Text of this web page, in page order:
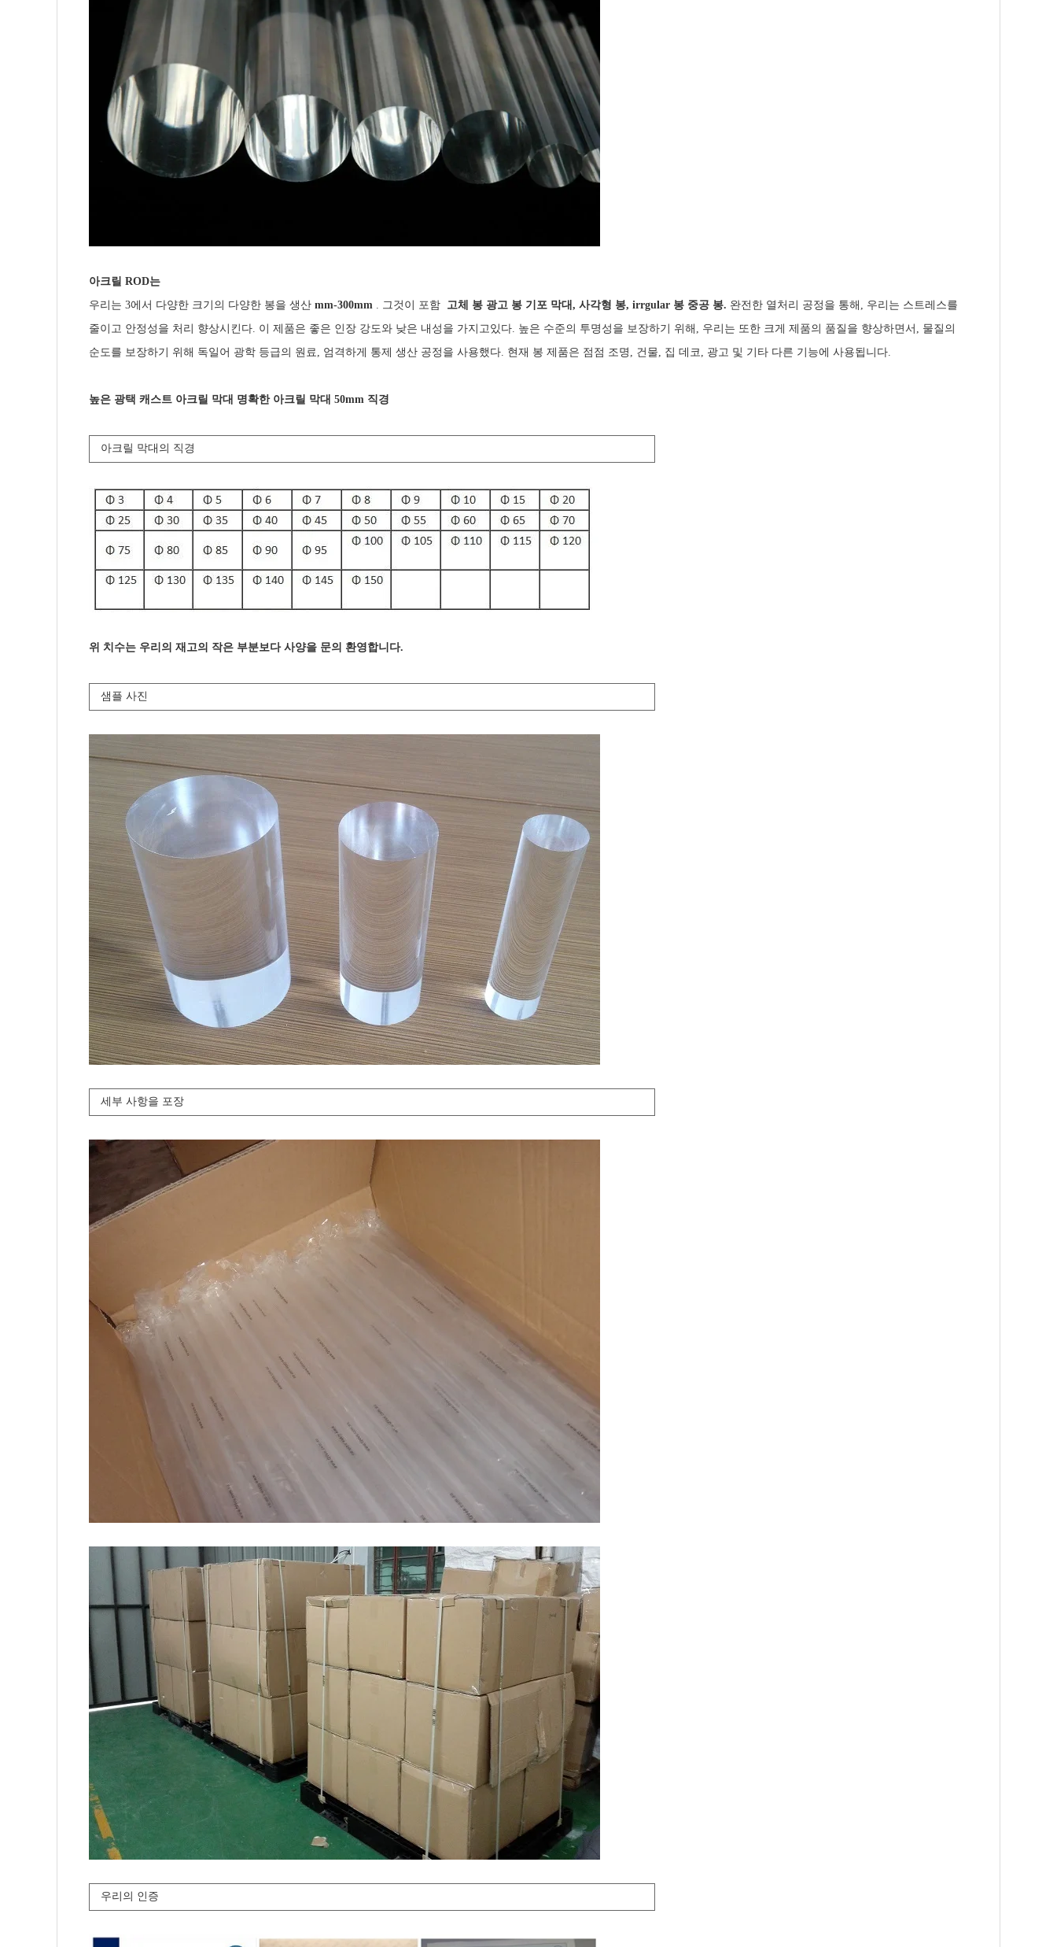
아크릴 ROD는
우리는 3에서 다양한 크기의 다양한 봉을 생산 mm-300mm . 그것이 포함 고체 봉 광고 봉 기포 막대, 사각형 봉, irrgular 봉 중공 봉. 완전한 열처리 공정을 통해, 우리는 스트레스를
줄이고 안정성을 처리 향상시킨다. 이 제품은 좋은 인장 강도와 낮은 내성을 가지고있다. 높은 수준의 투명성을 보장하기 위해, 우리는 또한 크게 제품의 품질을 향상하면서, 물질의
순도를 보장하기 위해 독일어 광학 등급의 원료, 엄격하게 통제 생산 공정을 사용했다. 현재 봉 제품은 점점 조명, 건물, 집 데코, 광고 및 기타 다른 기능에 사용됩니다.
높은 광택 캐스트 아크릴 막대 명확한 아크릴 막대 50mm 직경
아크릴 막대의 직경
위 치수는 우리의 재고의 작은 부분보다 사양을 문의 환영합니다.
샘플 사진
세부 사항을 포장
우리의 인증